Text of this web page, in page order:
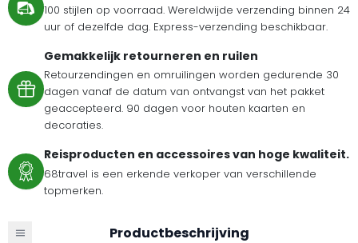
100 stijlen op voorraad. Wereldwijde verzending binnen 24
uur of dezelfde dag. Express-verzending beschikbaar.
Gemakkelijk retourneren en ruilen
Retourzendingen en omruilingen worden gedurende 30
dagen vanaf de datum van ontvangst van het pakket
geaccepteerd. 90 dagen voor houten kaarten en
decoraties.
Reisproducten en accessoires van hoge kwaliteit.
68travel is een erkende verkoper van verschillende
topmerken.
Productbeschrijving